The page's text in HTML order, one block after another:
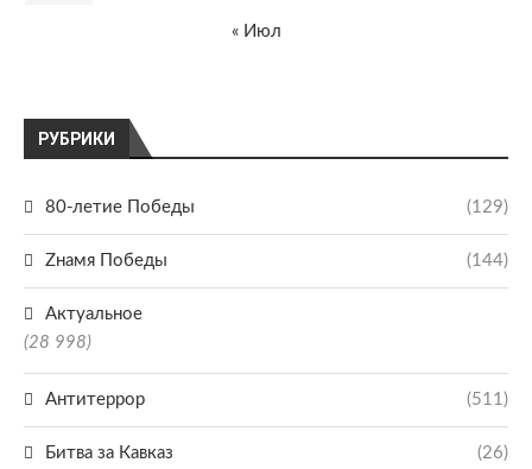
РУБРИКИ
80-летие Победы (129)
Zнамя Победы (144)
Актуальное
(28 998)
Антитеррор (511)
Битва за Кавказ (26)
« Июл